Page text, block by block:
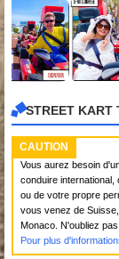
STREET KART
CAUTION
Vous aurez besoin
conduire international,
ou de votre propre
vous venez de
Monaco. N'oubliez
Pour plus